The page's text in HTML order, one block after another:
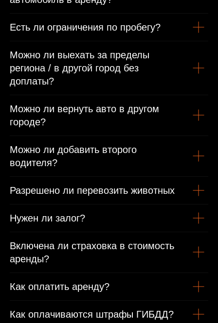
Международные права/виза или въездная виза
Есть ли ограничения по пробегу?
Можно ли выехать за пределы
региона / в другой город без
доплаты?
Можно ли вернуть авто в другом
городе?
Можно ли добавить второго
водителя?
Разрешено ли перевозить животных
Нужен ли залог?
Включена ли страховка в стоимость
аренды?
Как оплатить аренду?
Как оплачиваются штрафы ГИБДД?